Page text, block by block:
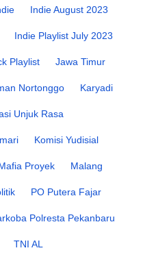
Indie August 2023
Indie Playlist July 2023
Playlist Jawa Timur
Nortonggo Karyadi
Unjuk Rasa
Komisi Yudisial
Proyek Malang
PO Putera Fajar
Polresta Pekanbaru
TNI AL